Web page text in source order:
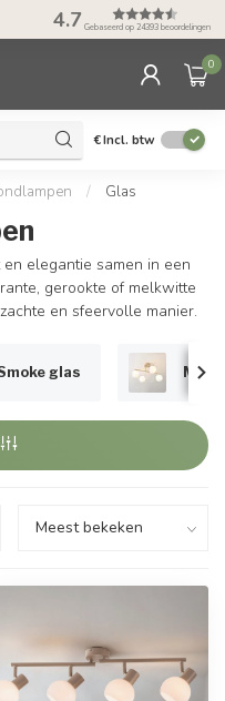
50 dagen
met Klarna
4.7 Gebaseerd op 24393 beoordelingen
0
€Incl. btw
/ Glas
elegantie samen in een
gerookte of melkwitte
en sfeervolle manier.
glas